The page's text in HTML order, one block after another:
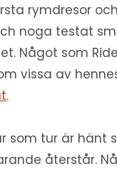
rymdresor
noga testat
Något som
vissa av
.
som tur är hänt
återstår.